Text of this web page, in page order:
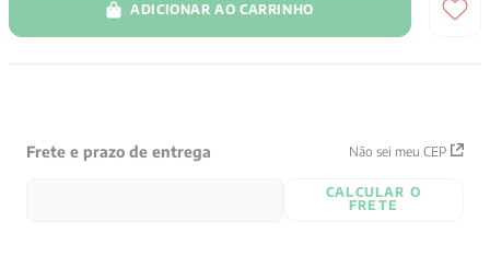
ADICIONAR AO CARRINHO
Frete e prazo de entrega Não sei meu CEP
CALCULAR O
FRETE